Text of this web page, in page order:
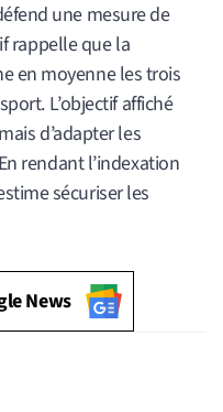
une mesure de
rappelle que la
en moyenne les trois
L’objectif affiché
d’adapter les
rendant l’indexation
sécuriser les
News